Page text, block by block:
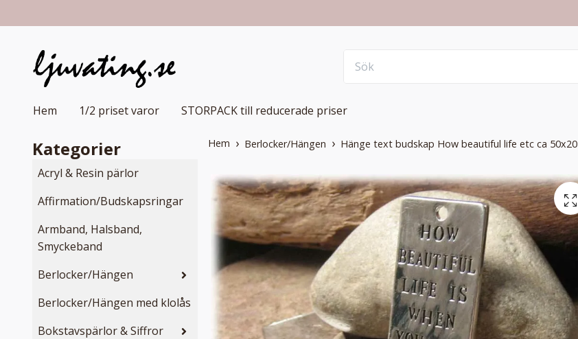
Hem 1/2 priset varor STORPACK till reducerade priser
Kategorier
Acryl & Resin pärlor
Affirmation/Budskapsringar
Armband, Halsband,
Smyckeband
Berlocker/Hängen
Berlocker/Hängen med klolås
Bokstavspärlor & Siffror
Hem Berlocker/Hängen Hänge text budskap How beautiful life etc ca 50x20